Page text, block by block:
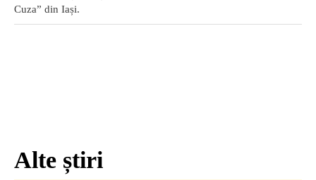
Cuza” din Iași.
Alte știri